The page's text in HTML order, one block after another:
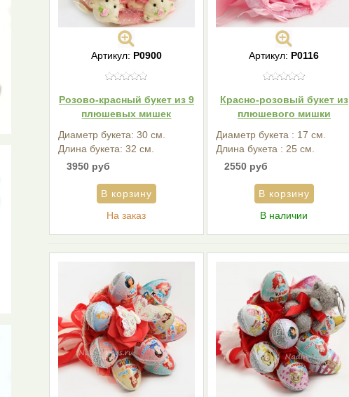
Артикул: Р0900
Розово-красный букет из 9
плюшевых мишек
Диаметр букета: 30 см.
Длина букета: 32 см.
3950 руб
На заказ
Артикул: Р0116
Красно-розовый букет из
плюшевого мишки
Диаметр букета : 17 см.
Длина букета : 25 см.
2550 руб
В наличии